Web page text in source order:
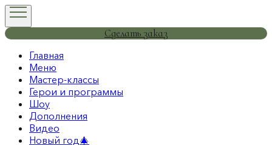
Сделать заказ
Главная
Меню
Мастер-классы
Герои и программы
Шоу
Дополнения
Видео
Новый год🎄